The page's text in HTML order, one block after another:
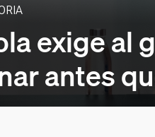
exige al
antes